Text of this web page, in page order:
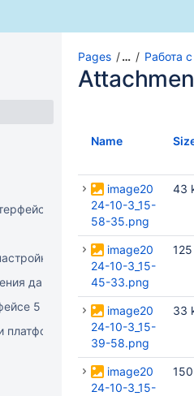
клиента
интерфейса
данных
5 версии платформы
платформы
Pages … Работа
Name
image20
24-10-3_15-
58-35.png
43
image20
24-10-3_15-
45-33.png
image20
24-10-3_15-
39-58.png
33
image20
24-10-3_15-